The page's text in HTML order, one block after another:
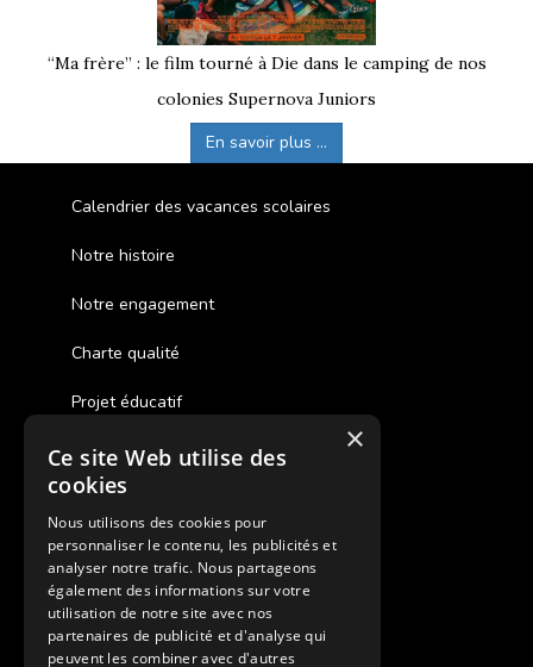
“Ma frère” : le film tourné à Die dans le camping de nos
colonies Supernova Juniors
En savoir plus ...
Calendrier des vacances scolaires
Notre histoire
Notre engagement
Charte qualité
Projet éducatif
Des colonies de vacances inclusives
Assurances annulations
Aides financières pour partir en colonie
Charte de confidentialité
Vacances Adaptées Adulte Supernova
×
Ce site Web utilise des
cookies
Nous utilisons des cookies pour
personnaliser le contenu, les publicités et
analyser notre trafic. Nous partageons
également des informations sur votre
utilisation de notre site avec nos
partenaires de publicité et d'analyse qui
peuvent les combiner avec d'autres